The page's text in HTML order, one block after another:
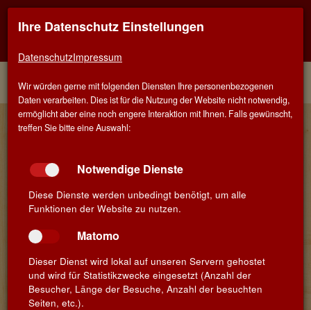
Home Winzer
Unsere Winzer aus Beaujolais
Ihre Datenschutz Einstellungen
DatenschutzImpressum
Wir würden gerne mit folgenden Diensten Ihre personenbezogenen
Daten verarbeiten. Dies ist für die Nutzung der Website nicht notwendig,
ermöglicht aber eine noch engere Interaktion mit Ihnen. Falls gewünscht,
treffen Sie bitte eine Auswahl:
Notwendige Dienste
Diese Dienste werden unbedingt benötigt, um alle
Funktionen der Website zu nutzen.
Matomo
Dieser Dienst wird lokal auf unseren Servern gehostet
und wird für Statistikzwecke eingesetzt (Anzahl der
Besucher, Länge der Besuche, Anzahl der besuchten
Seiten, etc.).